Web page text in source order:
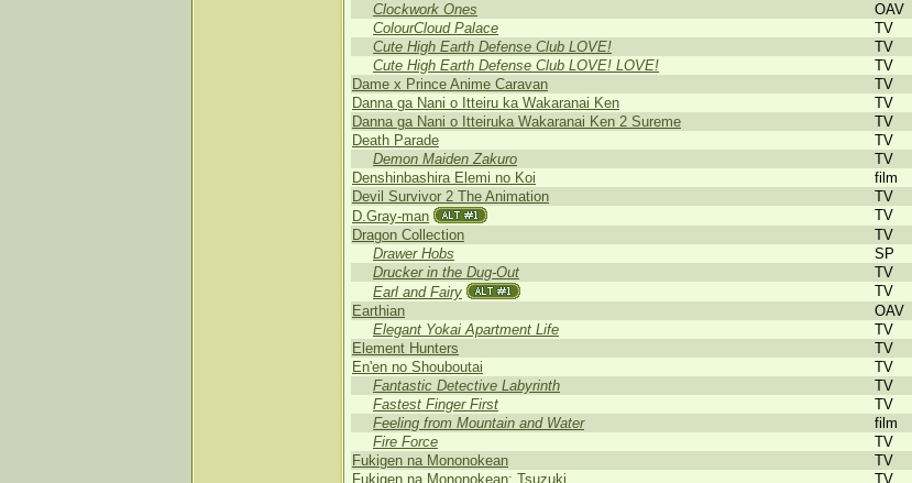
Clockwork Ones
OAV
ColourCloud Palace
TV
Cute High Earth Defense Club LOVE!
TV
Cute High Earth Defense Club LOVE! LOVE!
TV
Dame x Prince Anime Caravan
TV
Danna ga Nani o Itteiru ka Wakaranai Ken
TV
Danna ga Nani o Itteiruka Wakaranai Ken 2 Sureme
TV
Death Parade
TV
Demon Maiden Zakuro
TV
Denshinbashira Elemi no Koi
film
Devil Survivor 2 The Animation
TV
D.Gray-man
TV
Dragon Collection
TV
Drawer Hobs
SP
Drucker in the Dug-Out
TV
Earl and Fairy
TV
Earthian
OAV
Elegant Yokai Apartment Life
TV
Element Hunters
TV
En'en no Shouboutai
TV
Fantastic Detective Labyrinth
TV
Fastest Finger First
TV
Feeling from Mountain and Water
film
Fire Force
TV
Fukigen na Mononokean
TV
Fukigen na Mononokean: Tsuzuki
TV